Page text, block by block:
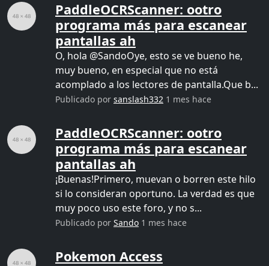
PaddleOCRScanner: ootro
programa más para escanear
pantallas ah
O, hola @SandoOye, esto se ve bueno he,
muy bueno, en especial que no está
acomplado a los lectores de pantalla.Que b...
Publicado por sanslash332 1 mes hace
PaddleOCRScanner: ootro
programa más para escanear
pantallas ah
¡Buenas!Primero, muevan o borren este hilo
si lo consideran oportuno. La verdad es que
muy poco uso este foro, y no s...
Publicado por Sando 1 mes hace
Pokemon Access